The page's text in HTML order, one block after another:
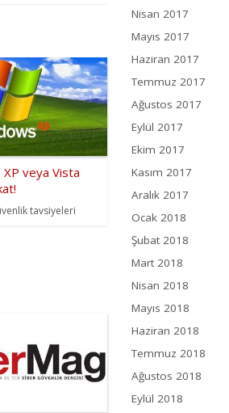
veya Vista
tavsiyeleri
Nisan 2017
Mayıs 2017
Haziran 2017
Temmuz 2017
Ağustos 2017
Eylül 2017
Ekim 2017
Kasım 2017
Aralık 2017
Ocak 2018
Şubat 2018
Mart 2018
Nisan 2018
Mayıs 2018
Haziran 2018
Temmuz 2018
Ağustos 2018
Eylül 2018